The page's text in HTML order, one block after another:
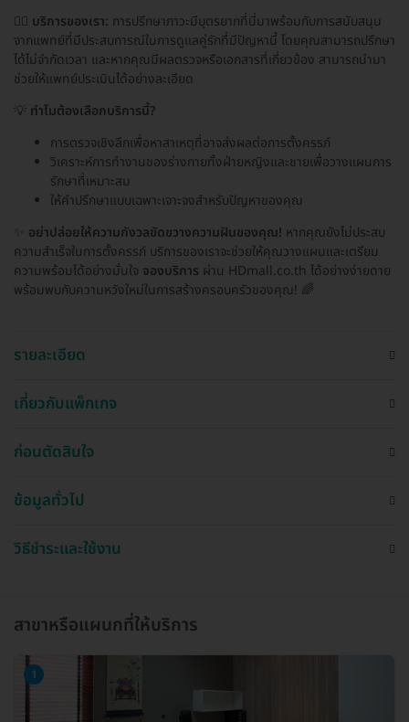
👩‍⚕️ บริการของเรา: การปรึกษาภาวะมีบุตรยากที่นี่มาพร้อมกับการสนับสนุน
จากแพทย์ที่มีประสบการณ์ในการดูแลคู่รักที่มีปัญหานี้ โดยคุณสามารถปรึกษา
ได้ไม่จำกัดเวลา และหากคุณมีผลตรวจหรือเอกสารที่เกี่ยวข้อง สามารถนำมา
ช่วยให้แพทย์ประเมินได้อย่างละเอียด
💡 ทำไมต้องเลือกบริการนี้?
การตรวจเชิงลึกเพื่อหาสาเหตุที่อาจส่งผลต่อการตั้งครรภ์
วิเคราะห์การทำงานของร่างกายทั้งฝ่ายหญิงและชายเพื่อวางแผนการ
รักษาที่เหมาะสม
ให้คำปรึกษาแบบเฉพาะเจาะจงสำหรับปัญหาของคุณ
อย่าปล่อยให้ความกังวลขัดขวางความฝันของคุณ! หากคุณยังไม่ประสบ
ความสำเร็จในการตั้งครรภ์ บริการของเราจะช่วยให้คุณวางแผนและเตรียม
ความพร้อมได้อย่างมั่นใจ จองบริการ ผ่าน HDmall.co.th ได้อย่างง่ายดาย
พร้อมพบกับความหวังใหม่ในการสร้างครอบครัวของคุณ! 🌈
รายละเอียด
เกี่ยวกับแพ็กเกจ
ก่อนตัดสินใจ
ข้อมูลทั่วไป
วิธีชำระและใช้งาน
สาขาหรือแผนกที่ให้บริการ
1